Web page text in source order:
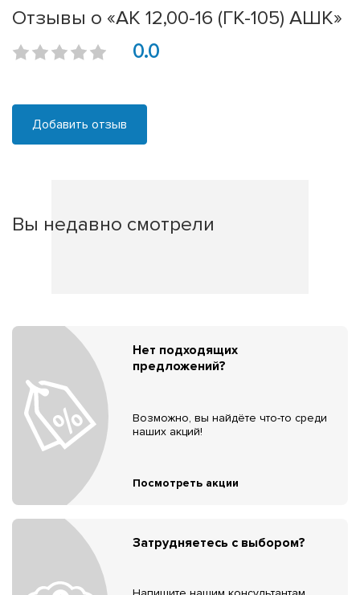
Отзывы о «АК 12,00-16 (ГК-105) АШК»
0.0
Добавить отзыв
Вы недавно смотрели
Нет подходящих
предложений?
Возможно, вы найдёте что-то среди
наших акций!
Посмотреть акции
Затрудняетесь с выбором?